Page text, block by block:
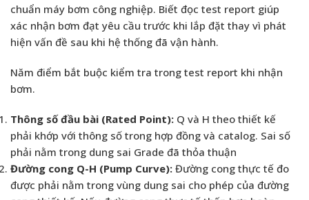
chuẩn máy bơm công nghiệp. Biết đọc test report giúp
xác nhận bơm đạt yêu cầu trước khi lắp đặt thay vì phát
hiện vấn đề sau khi hệ thống đã vận hành.
Năm điểm bắt buộc kiểm tra trong test report khi nhận
bơm.
Thông số đầu bài (Rated Point): Q và H theo thiết kế
phải khớp với thông số trong hợp đồng và catalog. Sai số
phải nằm trong dung sai Grade đã thỏa thuận
Đường cong Q-H (Pump Curve): Đường cong thực tế đo
được phải nằm trong vùng dung sai cho phép của đường